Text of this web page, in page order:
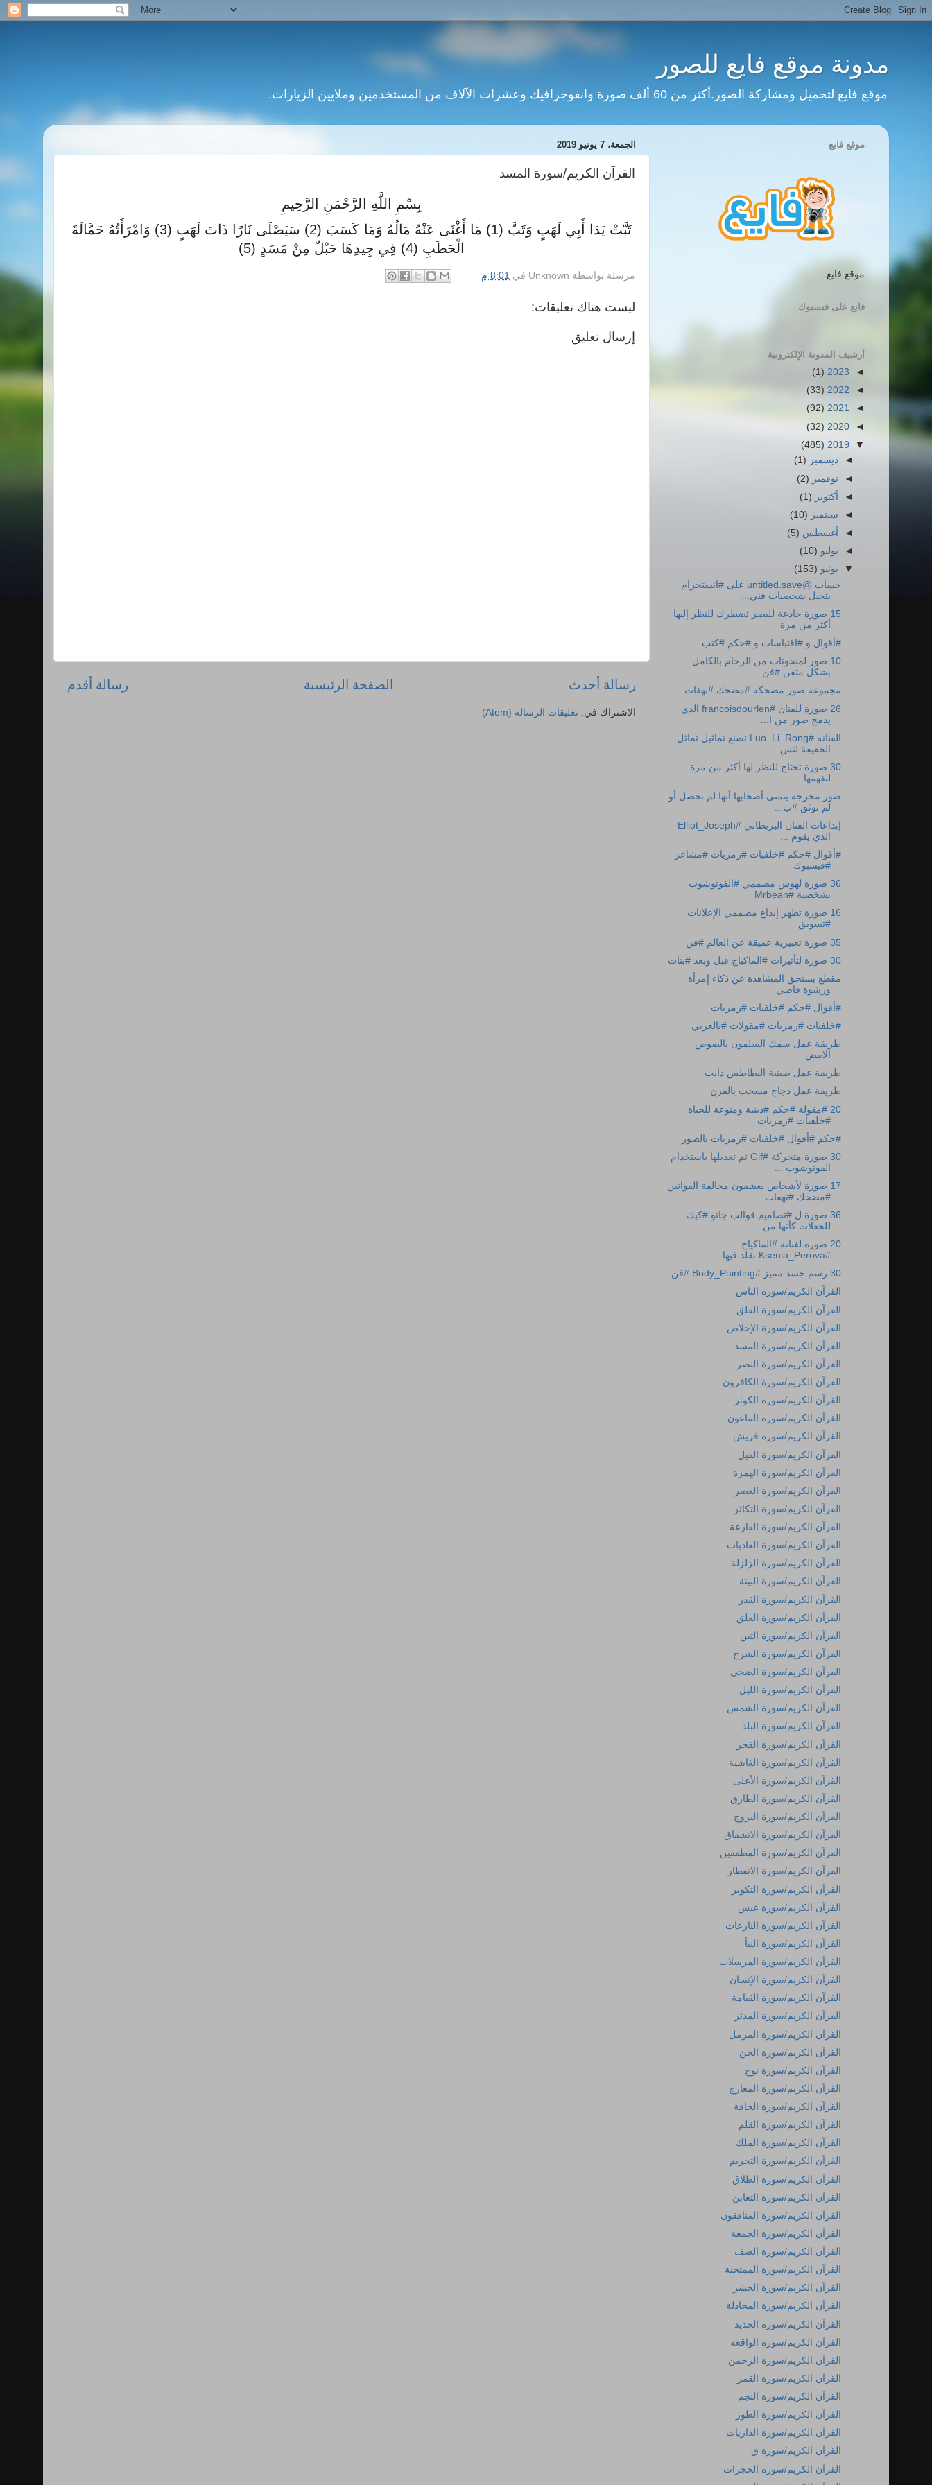
مدونة موقع فايع للصور
موقع فايع لتحميل ومشاركة الصور.أكثر من 60 ألف صورة وانفوجرافيك وعشرات الآلاف من المستخدمين وملايين الزيارات.
الجمعة، 7 يونيو 2019
القرآن الكريم/سورة المسد
بِسْمِ اللَّهِ الرَّحْمَنِ الرَّحِيمِ
تَبَّتْ يَدَا أَبِي لَهَبٍ وَتَبَّ (1) مَا أَغْنَى عَنْهُ مَالُهُ وَمَا كَسَبَ (2) سَيَصْلَى نَارًا ذَاتَ لَهَبٍ (3) وَامْرَأَتُهُ حَمَّالَةَ
الْحَطَبِ (4) فِي جِيدِهَا حَبْلٌ مِنْ مَسَدٍ (5)
مرسلة بواسطة Unknown في 8:01 م
ليست هناك تعليقات:
إرسال تعليق
رسالة أحدث رسالة أقدم الصفحة الرئيسية
الاشتراك في: تعليقات الرسالة (Atom)
موقع فايع
موقع فايع
فايع على فيسبوك
أرشيف المدونة الإلكترونية
◄
2023
(1)
◄
2022
(33)
◄
2021
(92)
◄
2020
(32)
▼
2019
(485)
◄ديسمبر (1)
◄ نوفمبر (2)
◄ أكتوبر (1)
◄ سبتمبر (10)
◄
أغسطس (5)
◄ يوليو (10)
▼ يونيو (153)
حساب @untitled.save على #انستجرام
يتخيل شخصيات فني...
15 صورة خادعة للبصر تضطرك للنظر إليها
أكثر من مرة
#أقوال و #اقتباسات و #حكم #كتب
10 صور لمنحوتات من الرخام بالكامل
بشكل متقن #فن
مجموعة صور مضحكة #مضحك #نهفات
26 صورة للفنان #francoisdourlen الذي
يدمج صور من ا...
الفنانه #Luo_Li_Rong تصنع تماثيل تماثل
الحقيقة لنس...
30 صورة تحتاج للنظر لها أكثر من مرة
لتفهمها
صور محرجة يتمنى أصحابها أنها لم تحصل أو
لم توثق #ب...
إبداعات الفنان البريطاني #Elliot_Joseph
الذي يقوم ...
#أقوال #حكم #خلفيات #رمزيات #مشاعر
#فيسبوك
36 صورة لهوس مصممي #الفوتوشوب
بشخصية #Mrbean
16 صورة تظهر إبداع مصممي الإعلانات
#تسويق
35 صورة تعبيرية عميقة عن العالم #فن
30 صورة لتأثيرات #الماكياج قبل وبعد #بنات
مقطع يستحق المشاهدة عن ذكاء إمرأة
ورشوة قاضي
#أقوال #حكم #خلفيات #رمزيات
#خلفيات #رمزيات #مقولات #بالعربي
طريقة عمل سمك السلمون بالصوص
الابيض
طريقة عمل صينية البطاطس دايت
طريقة عمل دجاج مسحب بالفرن
20 #مقولة #حكم #دينية ومنوعة للحياة
#خلفيات #رمزيات
#حكم #أقوال #خلفيات #رمزيات بالصور
30 صورة متحركة #Gif تم تعديلها باستخدام
الفوتوشوب ...
17 صورة لأشخاص يعشقون مخالفة القوانين
#مضحك #نهفات
36 صورة ل #تصاميم قوالب جاتو #كيك
للحفلات كأنها من...
20 صورة لفنانة #الماكياج
#Ksenia_Perova تقلد فيها ...
30 رسم جسد مميز #Body_Painting #فن
القرآن الكريم/سورة الناس
القرآن الكريم/سورة الفلق
القرآن الكريم/سورة الإخلاص
القرآن الكريم/سورة المسد
القرآن الكريم/سورة النصر
القرآن الكريم/سورة الكافرون
القرآن الكريم/سورة الكوثر
القرآن الكريم/سورة الماعون
القرآن الكريم/سورة قريش
القرآن الكريم/سورة الفيل
القرآن الكريم/سورة الهمزة
القرآن الكريم/سورة العصر
القرآن الكريم/سورة التكاثر
القرآن الكريم/سورة القارعة
القرآن الكريم/سورة العاديات
القرآن الكريم/سورة الزلزلة
القرآن الكريم/سورة البينة
القرآن الكريم/سورة القدر
القرآن الكريم/سورة العلق
القرآن الكريم/سورة التين
القرآن الكريم/سورة الشرح
القرآن الكريم/سورة الضحى
القرآن الكريم/سورة الليل
القرآن الكريم/سورة الشمس
القرآن الكريم/سورة البلد
القرآن الكريم/سورة الفجر
القرآن الكريم/سورة الغاشية
القرآن الكريم/سورة الأعلى
القرآن الكريم/سورة الطارق
القرآن الكريم/سورة البروج
القرآن الكريم/سورة الانشقاق
القرآن الكريم/سورة المطففين
القرآن الكريم/سورة الانفطار
القرآن الكريم/سورة التكوير
القرآن الكريم/سورة عبس
القرآن الكريم/سورة النازعات
القرآن الكريم/سورة النبأ
القرآن الكريم/سورة المرسلات
القرآن الكريم/سورة الإنسان
القرآن الكريم/سورة القيامة
القرآن الكريم/سورة المدثر
القرآن الكريم/سورة المزمل
القرآن الكريم/سورة الجن
القرآن الكريم/سورة نوح
القرآن الكريم/سورة المعارج
القرآن الكريم/سورة الحاقة
القرآن الكريم/سورة القلم
القرآن الكريم/سورة الملك
القرآن الكريم/سورة التحريم
القرآن الكريم/سورة الطلاق
القرآن الكريم/سورة التغابن
القرآن الكريم/سورة المنافقون
القرآن الكريم/سورة الجمعة
القرآن الكريم/سورة الصف
القرآن الكريم/سورة الممتحنة
القرآن الكريم/سورة الحشر
القرآن الكريم/سورة المجادلة
القرآن الكريم/سورة الحديد
القرآن الكريم/سورة الواقعة
القرآن الكريم/سورة الرحمن
القرآن الكريم/سورة القمر
القرآن الكريم/سورة النجم
القرآن الكريم/سورة الطور
القرآن الكريم/سورة الذاريات
القرآن الكريم/سورة ق
القرآن الكريم/سورة الحجرات